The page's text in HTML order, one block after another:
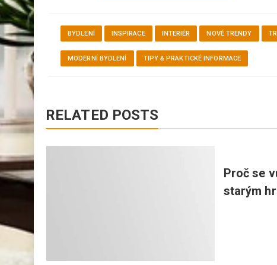
BYDLENÍ INSPIRACE INTERIÉR NOVÉ TRENDY
MODERNÍ BYDLENÍ TIPY & PRAKTICKÉ INFORMACE
RELATED POSTS
5
Proč se
starým